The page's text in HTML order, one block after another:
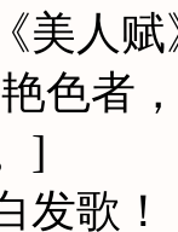
美人赋
色者
]
发歌！